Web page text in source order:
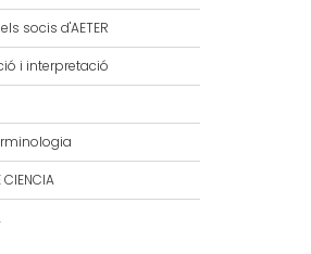
socis d'AETER
i interpretació
CIENCIA